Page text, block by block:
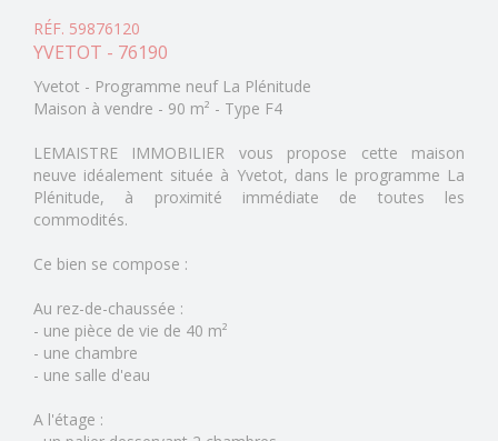
RÉF. 59876120
YVETOT - 76190
Yvetot - Programme neuf La Plénitude
Maison à vendre - 90 m² - Type F4
LEMAISTRE IMMOBILIER vous propose cette maison
neuve idéalement située à Yvetot, dans le programme La
Plénitude, à proximité immédiate de toutes les
commodités.
Ce bien se compose :
Au rez-de-chaussée :
- une pièce de vie de 40 m²
- une chambre
- une salle d'eau
A l'étage :